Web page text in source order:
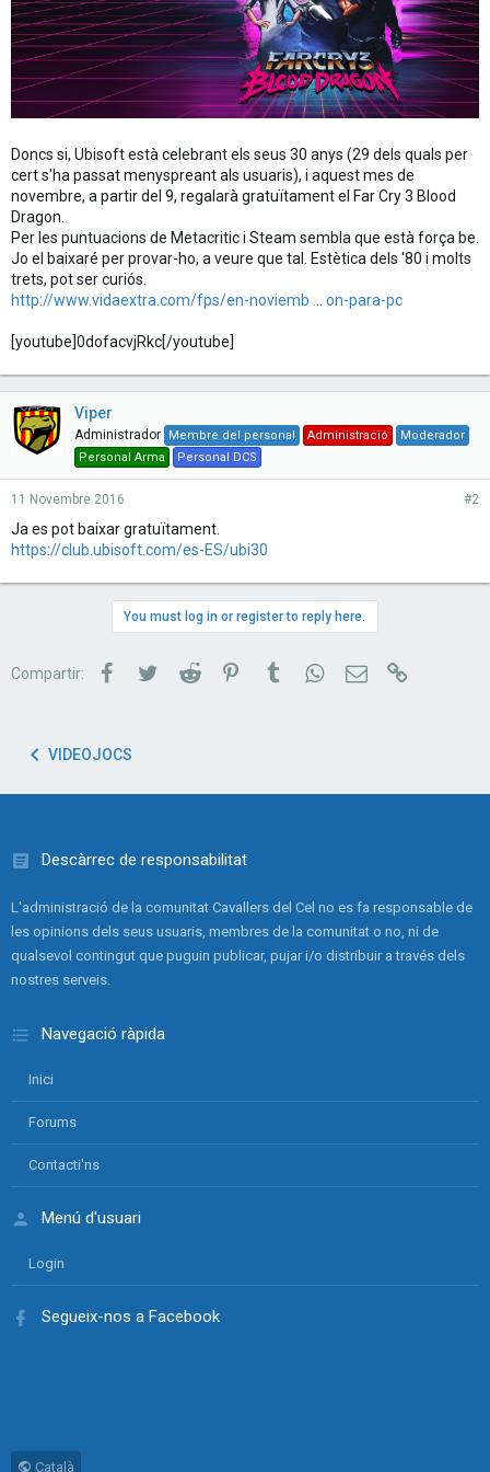
Doncs si, Ubisoft està celebrant els seus 30 anys (29 dels quals per
cert s'ha passat menyspreant als usuaris), i aquest mes de
novembre, a partir del 9, regalarà gratuïtament el Far Cry 3 Blood
Dragon.
Per les puntuacions de Metacritic i Steam sembla que està força be.
Jo el baixaré per provar-ho, a veure que tal. Estètica dels '80 i molts
trets, pot ser curiós.
http://www.vidaextra.com/fps/en-noviemb ... on-para-pc
[youtube]0dofacvjRkc[/youtube]
Viper
Administrador Membre del personal Administració
Moderador
Personal Arma
Personal DCS
11 Novembre 2016 #2
Ja es pot baixar gratuïtament.
https://club.ubisoft.com/es-ES/ubi30
You must log in or register to reply here.
Compartir: FacebookTwitterReddit PinterestTumblrWhatsAppCorreu electrònic
VIDEOJOCS
Descàrrec de responsabilitat
L'administració de la comunitat Cavallers del Cel no es fa responsable de
les opinions dels seus usuaris, membres de la comunitat o no, ni de
qualsevol contingut que puguin publicar, pujar i/o distribuir a través dels
nostres serveis.
Navegació ràpida
Inici
Forums
Contacti'ns
Menú d'usuari
Login
Segueix-nos a Facebook
Català